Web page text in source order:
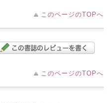
このページのTOPへ
このページのTOPへ